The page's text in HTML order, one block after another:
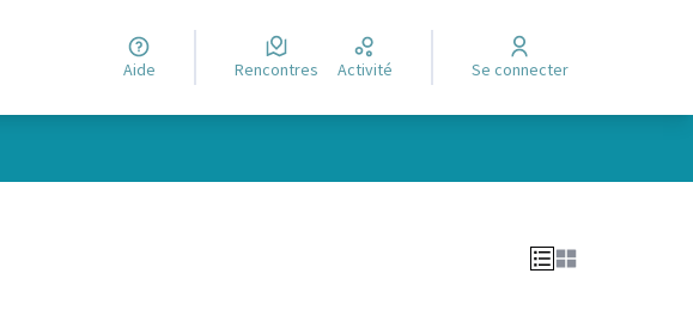
Aide Rencontres Activité Se connecter